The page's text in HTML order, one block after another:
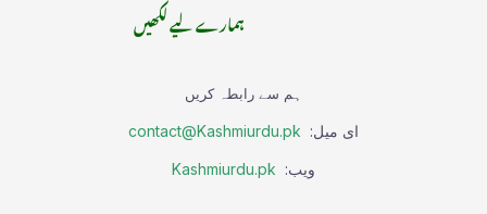
ہمارے لیے لکھیں
ہم سے رابطہ کریں
ای میل: contact@Kashmiurdu.pk
ویب: Kashmiurdu.pk